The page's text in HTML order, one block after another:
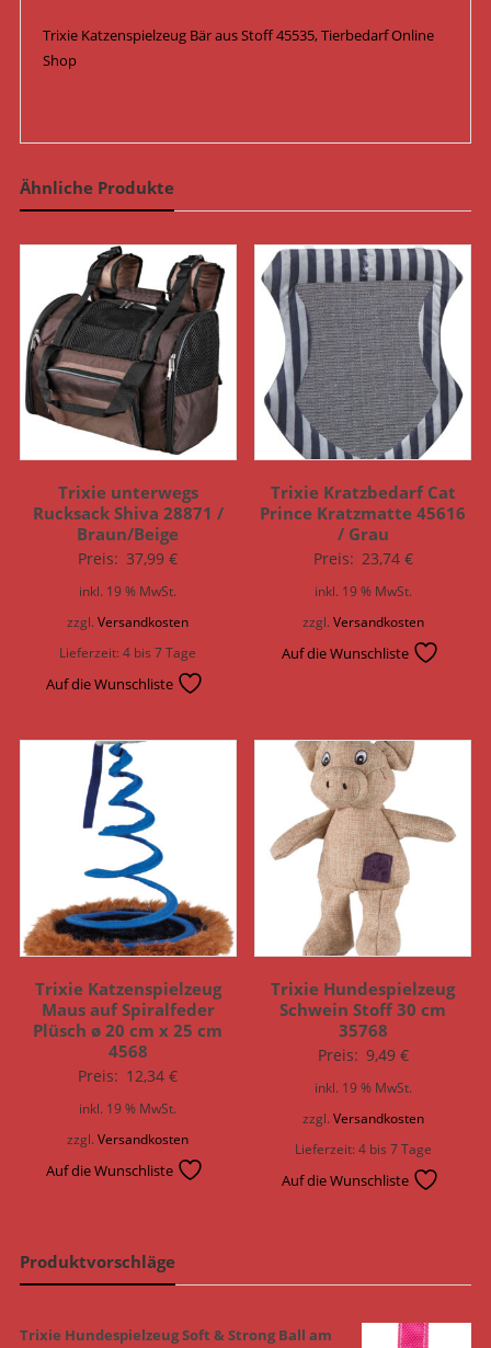
Trixie Katzenspielzeug Bär aus Stoff 45535, Tierbedarf Online
Shop
Ähnliche Produkte
Trixie unterwegs
Rucksack Shiva 28871 /
Braun/Beige
Preis: 37,99€
inkl. 19 % MwSt.
zzgl.Versandkosten
Lieferzeit:4 bis 7 Tage
Auf die Wunschliste
Trixie Kratzbedarf Cat
Prince Kratzmatte 45616
/ Grau
Preis: 23,74 €
inkl. 19 % MwSt.
zzgl.Versandkosten
Auf die Wunschliste
Trixie Katzenspielzeug
Maus auf Spiralfeder
Plüsch ø 20 cm x 25 cm
4568
Preis: 12,34€
inkl. 19 % MwSt.
zzgl.Versandkosten
Auf die Wunschliste
Trixie Hundespielzeug
Schwein Stoff 30 cm
35768
Preis: 9,49 €
inkl. 19 % MwSt.
zzgl. Versandkosten
Lieferzeit:4 bis 7 Tage
Auf die Wunschliste
Produktvorschläge
Trixie Hundespielzeug Soft & Strong Ball am